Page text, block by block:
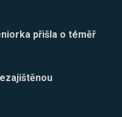
přišla o téměř